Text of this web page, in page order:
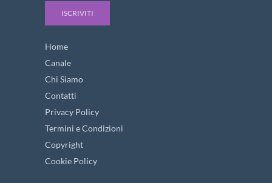
ISCRIVITI
Home
Canale
Chi Siamo
Contatti
Privacy Policy
Termini e Condizioni
Copyright
Cookie Policy